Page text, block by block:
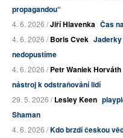
propagandou“
4. 6. 2026 /Jiří Hlavenka Čas
4. 6. 2026 /Boris Cvek Jaderky
nedopustíme
4. 6. 2026 /Petr Waniek Horváth
nástroj k odstraňování lidí
29. 5. 2026 /Lesley Keen
Shaman
4. 6. 2026 /Kdo brzdí českou